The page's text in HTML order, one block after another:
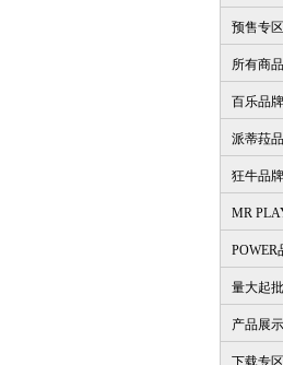
预售专区
所有商品
百乐品牌
派蒂菈
狂牛品牌
MR
POWER
量大起批
产品展